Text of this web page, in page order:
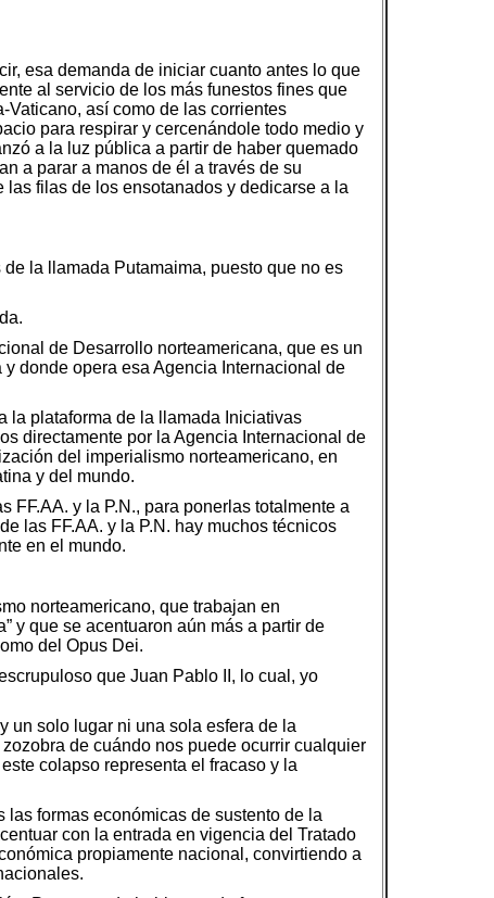
esa demanda de iniciar cuanto antes lo que
al servicio de los más funestos fines que
así como de las corrientes
para respirar y cercenándole todo medio y
a la luz pública a partir de haber quemado
a parar a manos de él a través de su
filas de los ensotanados y dedicarse a la
la llamada Putamaima, puesto que no es
de Desarrollo norteamericana, que es un
donde opera esa Agencia Internacional de
la plataforma de la llamada Iniciativas
directamente por la Agencia Internacional de
del imperialismo norteamericano, en
y del mundo.
FF.AA. y la P.N., para ponerlas totalmente a
las FF.AA. y la P.N. hay muchos técnicos
en el mundo.
norteamericano, que trabajan en
y que se acentuaron aún más a partir de
del Opus Dei.
que Juan Pablo II, lo cual, yo
un solo lugar ni una sola esfera de la
de cuándo nos puede ocurrir cualquier
colapso representa el fracaso y la
formas económicas de sustento de la
con la entrada en vigencia del Tratado
propiamente nacional, convirtiendo a